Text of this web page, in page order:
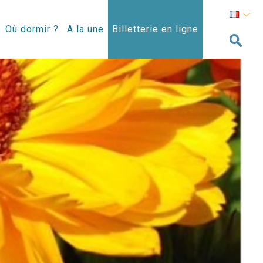
Où dormir ? A la une Billetterie en ligne